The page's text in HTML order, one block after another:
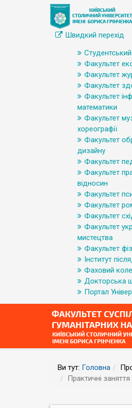
Швидкий перехід
Факультет
Факультет
Факультет
Факультет
математики
Факультет
хореографії
Факультет
дизайну
Факультет
Факультет
відносин
Факультет
Факультет
Факультет
Факультет
мистецтва
Факультет
Інститут
Фаховий
Докторська
Портал
Ви тут: Головна
Практичні заняття